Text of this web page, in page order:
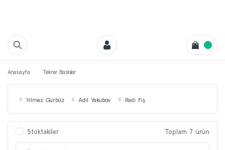
Anasayfa Tekrar Baskılar
Yılmaz Gürbüz Adil Yakubov Radi Fiş
Stoktakiler Toplam 7 ürün